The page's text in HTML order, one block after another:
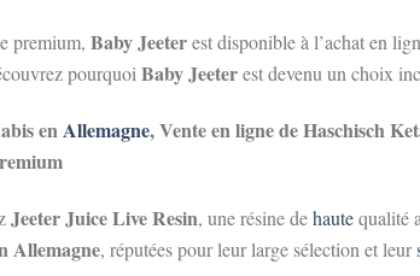
premium, Baby Jeeterest disponible à l’achat en
pourquoiBaby Jeeterest devenu un choix
enAllemagne, Vente en ligne de Haschisch
Jeeter Juice Live Resin, une résine dehautequalité
Allemagne, réputées pour leur large sélection et leur